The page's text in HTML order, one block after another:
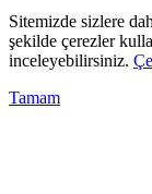
Sitemizde sizlere
şekilde çerezler
inceleyebilirsiniz.
Tamam